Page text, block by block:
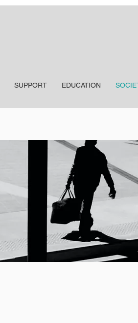
SUPPORT EDUCATION